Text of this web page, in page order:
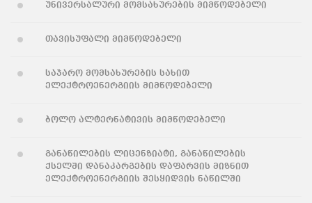
უნივერსალური მომსახურების მიმწოდებელი
თავისუფალი მიმწოდებელი
საჯარო მომსახურების სახით
ელექტროენერგიის მიმწოდებელი
ბოლო ალტერნატივის მიმწოდებელი
განაწილების ლიცენზიატი, განაწილების
ქსელში დანაკარგების დაფარვის მიზნით
ელექტროენერგიის შესყიდვის ნაწილში